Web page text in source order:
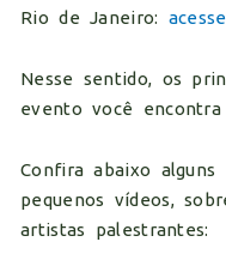
Rio de Janeiro: acesse
Nesse sentido, os
evento você
Confira abaixo
pequenos vídeos,
artistas palestrantes: